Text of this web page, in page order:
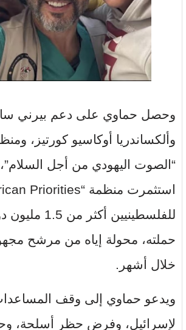
وحصل حماوي على دعم بيرني
وألكساندريا أوكاسيو كورتيز،
“الصوت اليهودي من أجل السلام”،
للفلسطينيين أكثر
حملته، محولة إياه من مرشح
خلال أشهر.
ويدعو حماوي إلى وقف
لإسرائيل، وفرض حظر أسلحة،